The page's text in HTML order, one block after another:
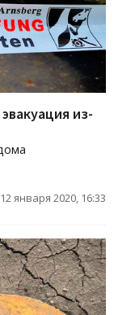
из-
12 января 2020, 16:33